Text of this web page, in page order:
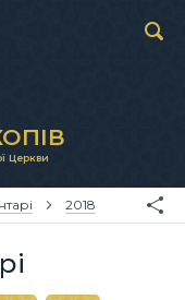
Церкви
2018